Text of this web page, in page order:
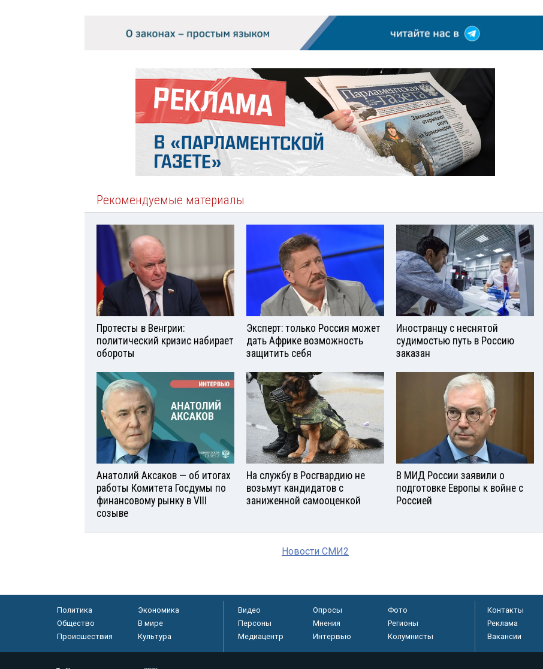
Рекомендуемые материалы
Протесты в Венгрии:
политический кризис набирает
обороты
Эксперт: только Россия может
дать Африке возможность
защитить себя
Иностранцу с неснятой
судимостью путь в Россию
заказан
Анатолий Аксаков — об итогах
работы Комитета Госдумы по
финансовому рынку в VIII
созыве
На службу в Росгвардию не
возьмут кандидатов с
заниженной самооценкой
В МИД России заявили о
подготовке Европы к войне с
Россией
Новости СМИ2
Политика
Экономика
Общество
В мире
Происшествия
Культура
Видео Опросы
Фото
Персоны
Мнения
Регионы
Медиацентр
Интервью Колумнисты
Контакты
Реклама
Вакансии